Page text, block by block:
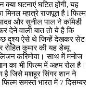
क्या घटनाएं घटित होंगी, यह
म्हात्रे राजपूत है l फिल्म
और सुनील पाल ने कॉमेडी
देने वाली बात तो ये है कि
दृश्य ऐसे थे जिन्हें देखकर सेट
कुमार की यह डेब्यू
करिमोवा। साथ में मनोज
का भी फिल्म में अहम रोल है।
है जिसे मशहूर सिंगर शान ने
समस्त भारत में 7 दिसम्बर